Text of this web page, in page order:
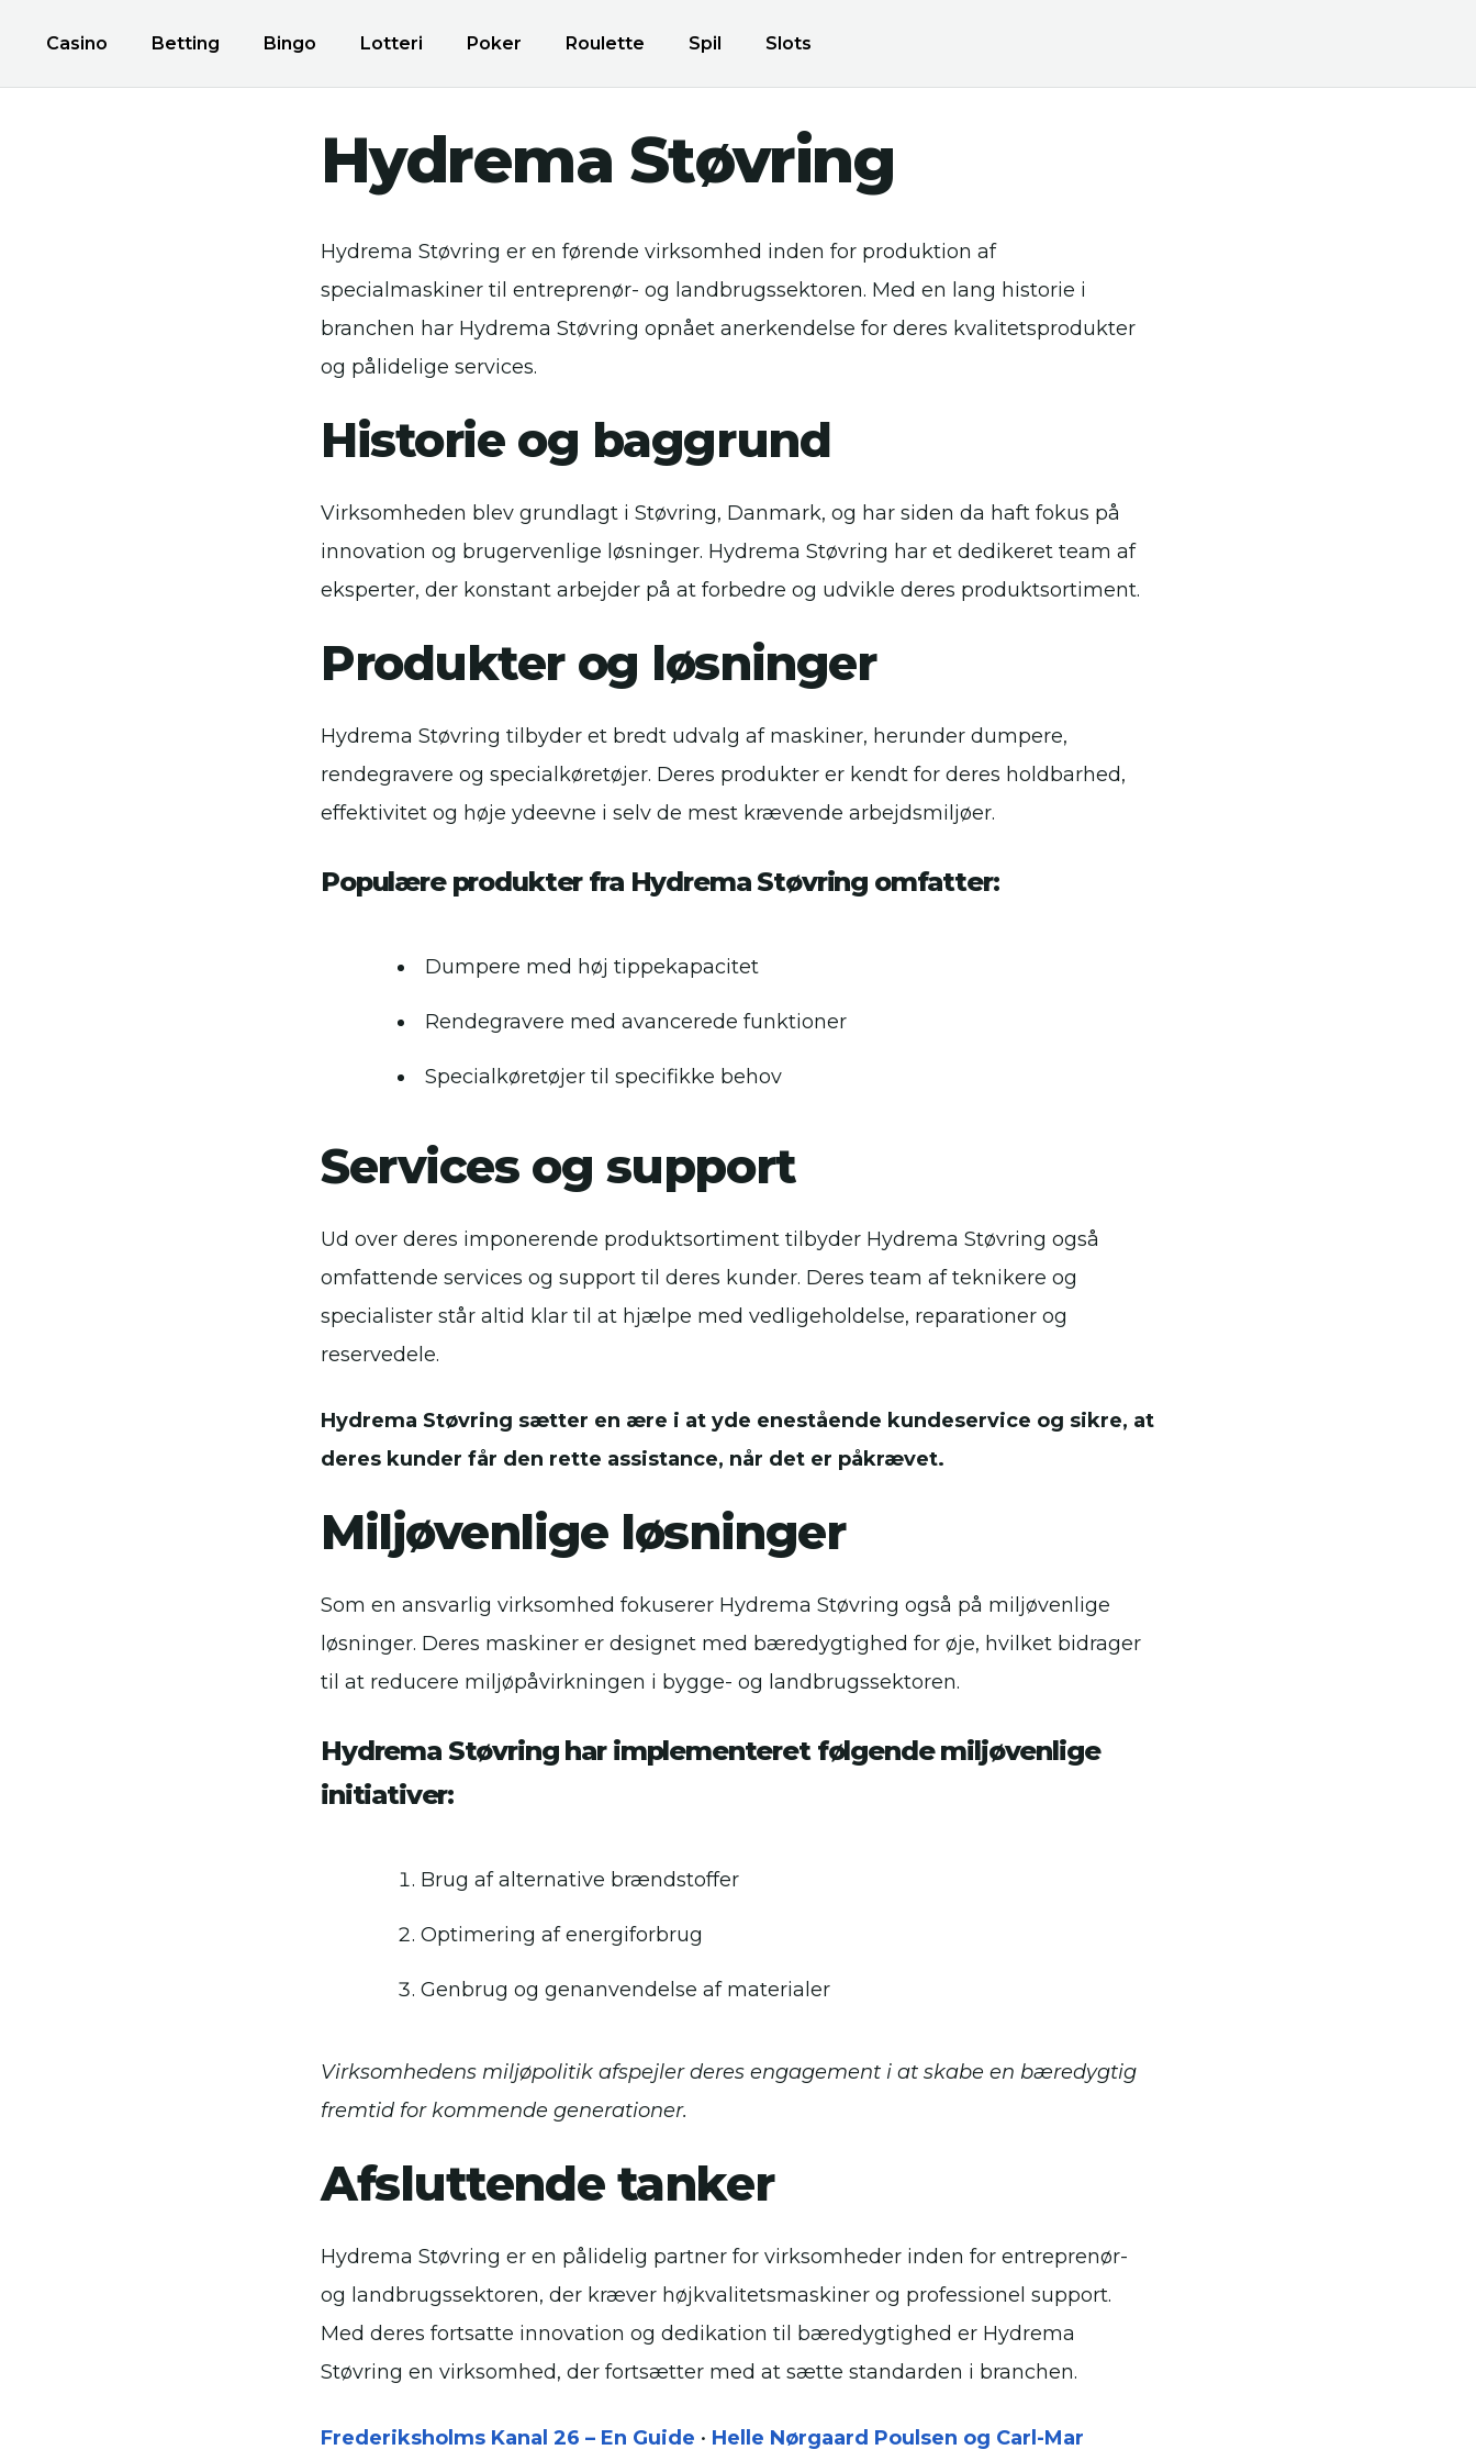
Casino Betting Bingo Lotteri Poker Roulette Spil Slots
Hydrema Støvring
Hydrema Støvring er en førende virksomhed inden for produktion af
specialmaskiner til entreprenør- og landbrugssektoren. Med en lang historie i
branchen har Hydrema Støvring opnået anerkendelse for deres kvalitetsprodukter
og pålidelige services.
Historie og baggrund
Virksomheden blev grundlagt i Støvring, Danmark, og har siden da haft fokus på
innovation og brugervenlige løsninger. Hydrema Støvring har et dedikeret team af
eksperter, der konstant arbejder på at forbedre og udvikle deres produktsortiment.
Produkter og løsninger
Hydrema Støvring tilbyder et bredt udvalg af maskiner, herunder dumpere,
rendegravere og specialkøretøjer. Deres produkter er kendt for deres holdbarhed,
effektivitet og høje ydeevne i selv de mest krævende arbejdsmiljøer.
Populære produkter fra Hydrema Støvring omfatter:
Dumpere med høj tippekapacitet
Rendegravere med avancerede funktioner
Specialkøretøjer til specifikke behov
Services og support
Ud over deres imponerende produktsortiment tilbyder Hydrema Støvring også
omfattende services og support til deres kunder. Deres team af teknikere og
specialister står altid klar til at hjælpe med vedligeholdelse, reparationer og
reservedele.
Hydrema Støvring sætter en ære i at yde enestående kundeservice og sikre, at
deres kunder får den rette assistance, når det er påkrævet.
Miljøvenlige løsninger
Som en ansvarlig virksomhed fokuserer Hydrema Støvring også på miljøvenlige
løsninger. Deres maskiner er designet med bæredygtighed for øje, hvilket bidrager
til at reducere miljøpåvirkningen i bygge- og landbrugssektoren.
Hydrema Støvring har implementeret følgende miljøvenlige
initiativer:
Brug af alternative brændstoffer
Optimering af energiforbrug
Genbrug og genanvendelse af materialer
Virksomhedens miljøpolitik afspejler deres engagement i at skabe en bæredygtig
fremtid for kommende generationer.
Afsluttende tanker
Hydrema Støvring er en pålidelig partner for virksomheder inden for entreprenør-
og landbrugssektoren, der kræver højkvalitetsmaskiner og professionel support.
Med deres fortsatte innovation og dedikation til bæredygtighed er Hydrema
Støvring en virksomhed, der fortsætter med at sætte standarden i branchen.
Frederiksholms Kanal 26 – En Guide • Helle Nørgaard Poulsen og Carl-Mar